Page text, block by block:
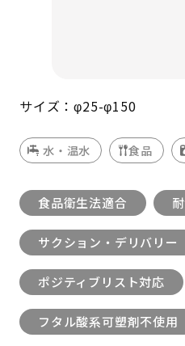
サイズ：φ25-φ150
水・温水 食品
食品衛生法適合
サクション・デリバリー
ポジティブリスト対応
フタル酸系可塑剤不使用